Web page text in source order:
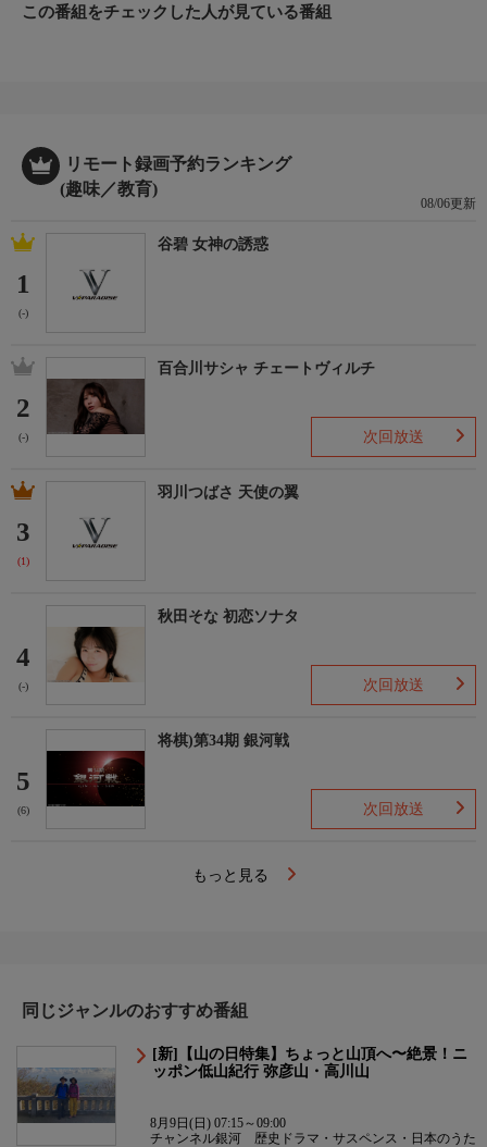
この番組をチェックした人が見ている番組
リモート録画予約ランキング
(趣味／教育)
08/06更新
1
(-)
谷碧 女神の誘惑
2
(-)
百合川サシャ チェートヴィルチ
次回放送
3
(1)
羽川つばさ 天使の翼
4
(-)
秋田そな 初恋ソナタ
次回放送
5
(6)
将棋)第34期 銀河戦
次回放送
もっと見る
同じジャンルのおすすめ番組
[新]【山の日特集】ちょっと山頂へ〜絶景！ニ
ッポン低山紀行 弥彦山・高川山
8月9日(日) 07:15～09:00
チャンネル銀河 歴史ドラマ・サスペンス・日本のうた